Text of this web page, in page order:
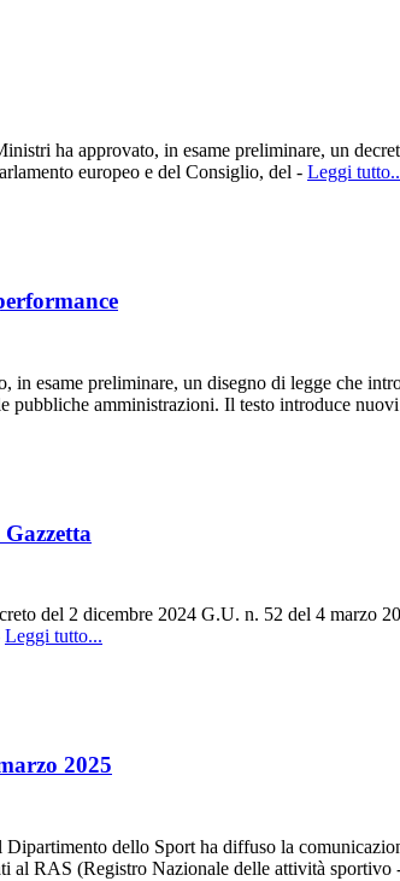
ha approvato, in esame preliminare, un
europeo e del Consiglio, del - Leggi
esame preliminare, un disegno di legge che
pubbliche amministrazioni. Il testo introduce
del 2 dicembre 2024 G.U. n. 52 del 4 marzo
Leggi tutto...
2025
dello Sport ha diffuso la
al RAS (Registro Nazionale delle attività sportivo